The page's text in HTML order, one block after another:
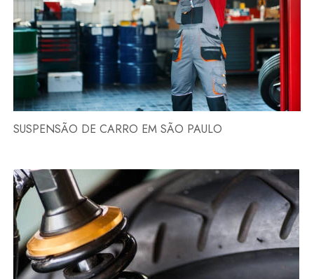
SUSPENSÃO DE CARRO EM SÃO PAULO